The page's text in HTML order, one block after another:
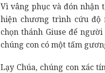
Vì vâng phục và đón nhận
hiện chương trình cứu độ
chọn thánh Giuse để
chúng con có một tấm
Lạy Chúa, chúng con xác